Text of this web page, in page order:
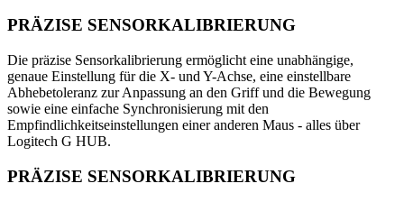
PRÄZISE SENSORKALIBRIERUNG
Die präzise Sensorkalibrierung ermöglicht eine unabhängige,
genaue Einstellung für die X- und Y-Achse, eine einstellbare
Abhebetoleranz zur Anpassung an den Griff und die Bewegung
sowie eine einfache Synchronisierung mit den
Empfindlichkeitseinstellungen einer anderen Maus - alles über
Logitech G HUB.
PRÄZISE SENSORKALIBRIERUNG